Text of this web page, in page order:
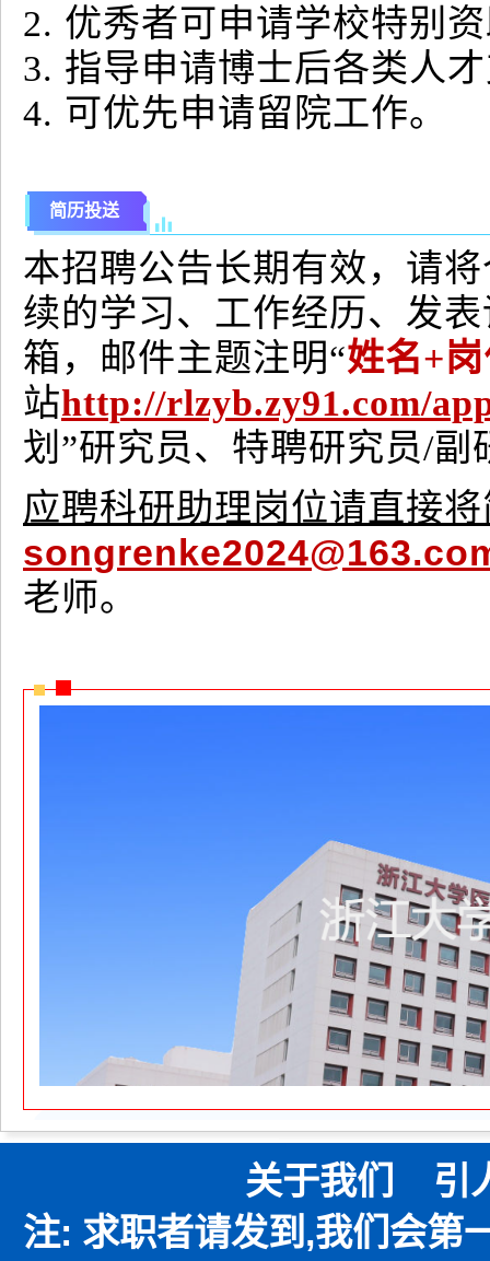
2. 优秀者可申请学校特别
3. 指导申请博士后各类人
4. 可优先申请留院工作。
简历投送
本招聘公告长期有效，请
续的学习、工作经历、发
箱，邮件主题注明“姓名+
站http://rlzyb.zy91.com/
划”研究员、特聘研究员/
应聘科研助理岗位请直接
老师。
关于我们 引
注: 求职者请发到,我们会第